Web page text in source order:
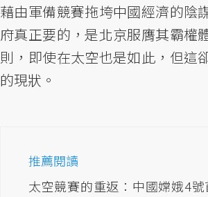
藉由軍備競賽拖垮中國經濟的陰
府真正要的，是北京服膺其霸權
則，即使在太空也是如此，但這
的現狀。
推薦閱讀
太空競賽的重返：中國嫦娥4號